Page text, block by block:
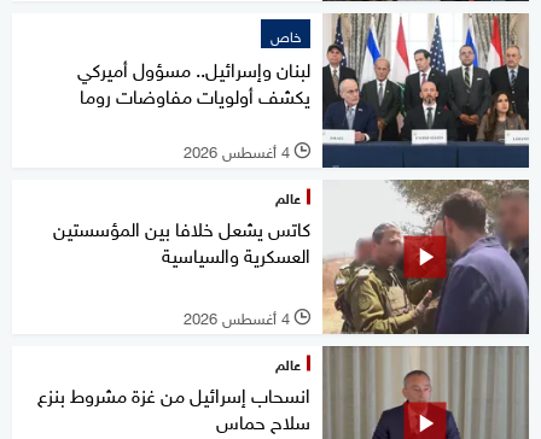
خاص
لبنان وإسرائيل.. مسؤول أميركي
يكشف أولويات مفاوضات روما
l 4 أغسطس 2026
عالم
كاتس يشعل خلافا بين المؤسستين
العسكرية والسياسية
l 4 أغسطس 2026
عالم
انسحاب إسرائيل من غزة مشروط بنزع
سلاح حماس